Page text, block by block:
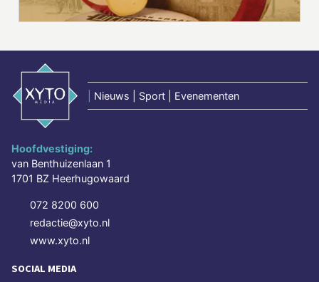
Nieuws | Sport | Evenementen
Hoofdvestiging:
van Benthuizenlaan 1
1701 BZ Heerhugowaard
072 8200 600
redactie@xyto.nl
www.xyto.nl
SOCIAL MEDIA